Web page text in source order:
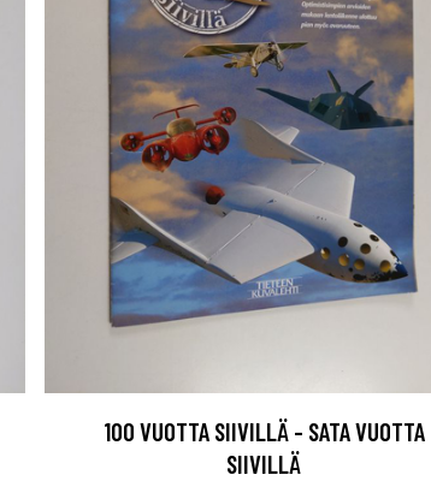
100 VUOTTA SIIVILLÄ - SATA VUOTTA
SIIVILLÄ